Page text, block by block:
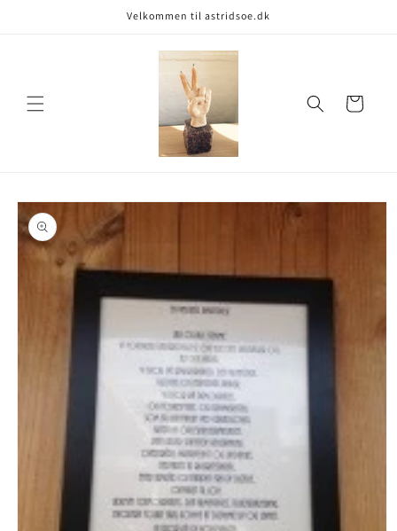
Velkommen til astridsoe.dk
Indkøbskurv
til